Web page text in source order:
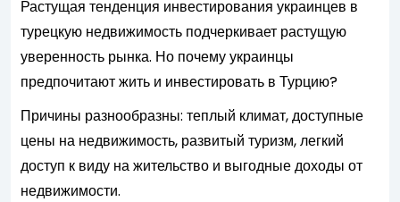
Растущая тенденция инвестирования украинцев в
турецкую недвижимость подчеркивает растущую
уверенность рынка. Но почему украинцы
предпочитают жить и инвестировать в Турцию?
Причины разнообразны: теплый климат, доступные
цены на недвижимость, развитый туризм, легкий
доступ к виду на жительство и выгодные доходы от
недвижимости.